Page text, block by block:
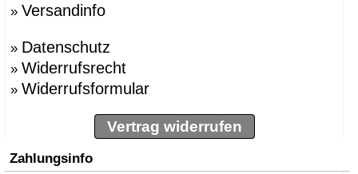
» Versandinfo
» Datenschutz
» Widerrufsrecht
» Widerrufsformular
Vertrag widerrufen
Zahlungsinfo